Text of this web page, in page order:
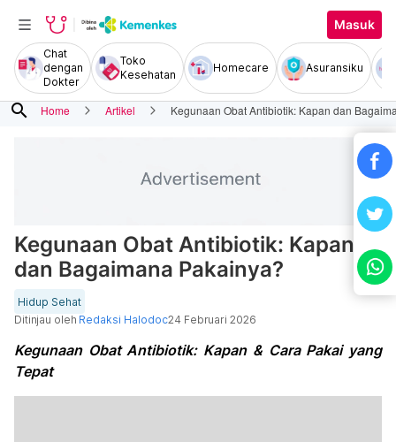
Masuk
Chat
dengan
Dokter
Toko
Kesehatan
Homecare Asuransiku
search Home Artikel Kegunaan Obat Antibiotik: Kapan dan
Kegunaan Obat Antibiotik: Kapan
dan Bagaimana Pakainya?
Hidup Sehat
Ditinjau oleh Redaksi Halodoc24 Februari 2026
Kegunaan Obat Antibiotik: Kapan & Cara Pakai yang
Tepat